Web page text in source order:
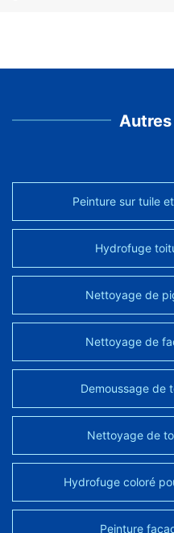
Peinture sur tuile
Hydrofuge
Nettoyage de
Nettoyage de
Demoussage de
Nettoyage de
Hydrofuge coloré
Peinture